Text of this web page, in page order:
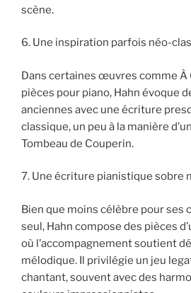
scène.
6. Une inspiration parfois néo-
Dans certaines œuvres comme À
pièces pour piano, Hahn évoque
anciennes avec une écriture
classique, un peu à la manière
Tombeau de Couperin.
7. Une écriture pianistique sobre
Bien que moins célèbre pour ses
seul, Hahn compose des pièces
où l’accompagnement soutient
mélodique. Il privilégie un jeu
chantant, souvent avec des